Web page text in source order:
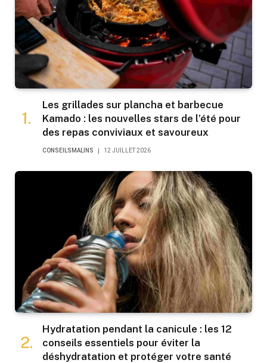
Les grillades sur plancha et barbecue
Kamado : les nouvelles stars de l’été pour
des repas conviviaux et savoureux
CONSEILSMALINS 12 JUILLET 2026
Hydratation pendant la canicule : les 12
conseils essentiels pour éviter la
déshydratation et protéger votre santé